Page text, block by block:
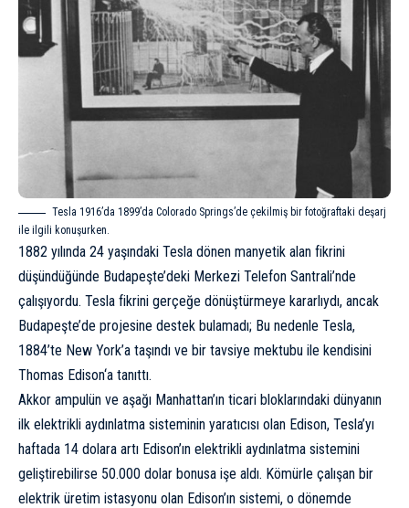
Tesla 1916’da 1899’da Colorado Springs’de çekilmiş bir fotoğraftaki deşarj
ile ilgili konuşurken.
1882 yılında 24 yaşındaki Tesla dönen manyetik alan fikrini
düşündüğünde Budapeşte’deki Merkezi Telefon Santrali’nde
çalışıyordu. Tesla fikrini gerçeğe dönüştürmeye kararlıydı, ancak
Budapeşte’de projesine destek bulamadı; Bu nedenle Tesla,
1884’te New York’a taşındı ve bir tavsiye mektubu ile kendisini
Thomas Edison‘a tanıttı.
Akkor ampulün ve aşağı Manhattan’ın ticari bloklarındaki dünyanın
ilk elektrikli aydınlatma sisteminin yaratıcısı olan Edison, Tesla’yı
haftada 14 dolara artı Edison’ın elektrikli aydınlatma sistemini
geliştirebilirse 50.000 dolar bonusa işe aldı. Kömürle çalışan bir
elektrik üretim istasyonu olan Edison’ın sistemi, o dönemde